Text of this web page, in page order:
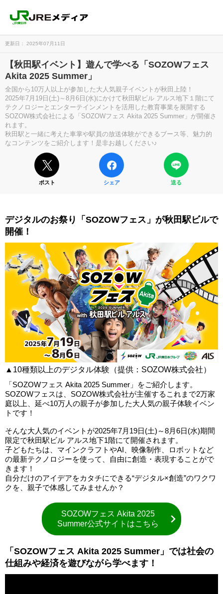
更新日： 2025年07月11日
【秋田駅イベント】遊んで学べる「SOZOWフェス
Akita 2025 Summer」
全国から10万人以上が参加した大人気親子イベントが秋田上陸！
2025年7月19日(土)～8月6日(水)にかけて秋田駅ビル アルス地下１階にて
テクノロジーとエンターテインメントを活用した教育事業を展開する
SOZOW株式会社による「SOZOWフェス Akita 2025 Summer」が開催さ
れます。
秋田駅と一緒に考えた車掌や駅員の放送体験ができるブース等、魅力的
なコンテンツをご紹介します！是非お越しください♪
ポスト シェア 送る
デジタルのお祭り「SOZOWフェス」が秋田駅ビルで
開催！
▲10種類以上のデジタル体験（提供：SOZOW株式会社）
「SOZOWフェス Akita 2025 Summer」をご紹介します。
SOZOWフェスは、SOZOW株式会社が主催するこれまで2万家
庭以上、延べ10万人の親子が参加した大人気の親子体験イベン
トです！
そんな大人気のイベントが2025年7月19日(土)～8月6日(水)期間
限定で秋田駅ビル アルス地下1階にて開催されます。
子どもたちは、マインクラフトやAI、映像制作、ロボットなど
の最新テクノロジーを使って、自由に創造・表現することがで
きます！
自分だけのアイデアをカタチにできる“デジタル×創造”のワクワ
クを、親子で体感してみませんか？
SOZOWフェス Akita 2025
Summer公式サイトはこちら
「SOZOWフェス Akita 2025 Summer」では社会の
仕組みや経済を遊びながら学べます！